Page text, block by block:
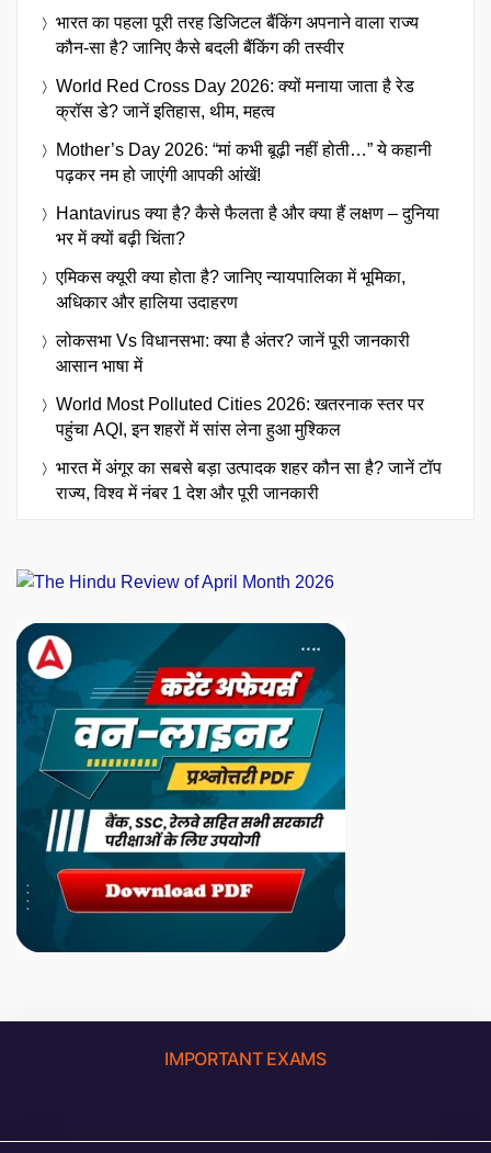
भारत का पहला पूरी तरह डिजिटल बैंकिंग अपनाने वाला राज्य
कौन-सा है? जानिए कैसे बदली बैंकिंग की तस्वीर
World Red Cross Day 2026: क्यों मनाया जाता है रेड
क्रॉस डे? जानें इतिहास, थीम, महत्व
Mother’s Day 2026: “मां कभी बूढ़ी नहीं होती…” ये कहानी
पढ़कर नम हो जाएंगी आपकी आंखें!
Hantavirus क्या है? कैसे फैलता है और क्या हैं लक्षण – दुनिया
भर में क्यों बढ़ी चिंता?
एमिकस क्यूरी क्या होता है? जानिए न्यायपालिका में भूमिका,
अधिकार और हालिया उदाहरण
लोकसभा Vs विधानसभा: क्या है अंतर? जानें पूरी जानकारी
आसान भाषा में
World Most Polluted Cities 2026: खतरनाक स्तर पर
पहुंचा AQI, इन शहरों में सांस लेना हुआ मुश्किल
भारत में अंगूर का सबसे बड़ा उत्पादक शहर कौन सा है? जानें टॉप
राज्य, विश्व में नंबर 1 देश और पूरी जानकारी
IMPORTANT EXAMS